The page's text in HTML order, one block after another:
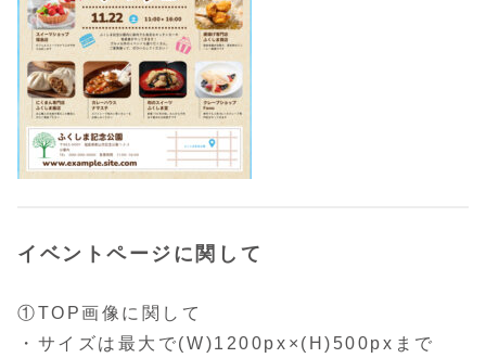
イベントページに関して
①TOP画像に関して
・サイズは最大で(W)1200px×(H)500pxまで